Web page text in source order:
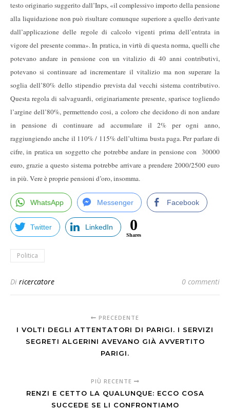
testo originario suggerito dall’Inps, «il complessivo importo della pensione
alla liquidazione non può risultare comunque superiore a quello derivante
dall’applicazione delle regole di calcolo vigenti prima dell’entrata in
vigore del presente comma». In pratica, in virtù di questa norma, quelli che
potevano andare in pensione con un vitalizio di 40 anni contributivi,
potevano si continuare ad incrementare il vitalizio ma non superare la
soglia dell’80% dello stipendio prevista dal vecchi sistema contributivo.
Questa regola di salvaguardi, originariamente presente, sparisce togliendo
l’argine dell’80%, permettendo cosi, a coloro che decidono di non andare
in pensione di continuare ad accumulare il 2% per ogni anno,
raggiungiendo anche il 110% / 115% dell’ultima busta paga. Per parlare di
cifre, in pratica un soggetto che potrebbe andare in pensione con 30000
euro, grazie a questo sistema potrebbe arrivare a prendere 2000/2500 euro
in più. Vere è proprie pensioni d’oro, insomma.
WhatsApp Messenger Facebook
Twitter LinkedIn 0
Shares
Politica
Di ricercatore 0 commenti
PRECEDENTE
I VOLTI DEGLI ATTENTATORI DI PARIGI. I SERVIZI
SEGRETI ALGERINI AVEVANO GIÀ AVVERTITO
PARIGI.
PIÙ RECENTE
RENZI E CETTO LA QUALUNQUE: ECCO COSA
SUCCEDE SE LI CONFRONTIAMO